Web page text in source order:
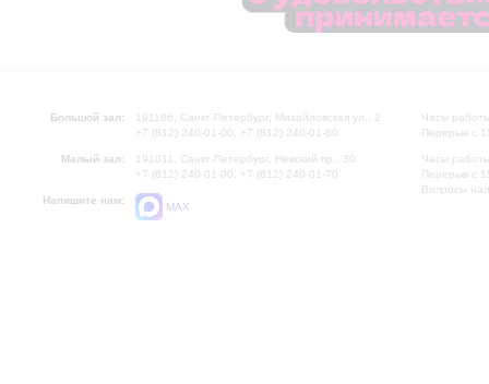
Большой зал:
191186, Санкт-Петербург, Михайловская ул., 2
+7 (812) 240-01-00, +7 (812) 240-01-80
Малый зал:
191011, Санкт-Петербург, Невский пр., 30
+7 (812) 240-01-00, +7 (812) 240-01-70
Напишите нам:
MAX
Часы
Перерыв с
Часы
Перерыв с
Вопросы